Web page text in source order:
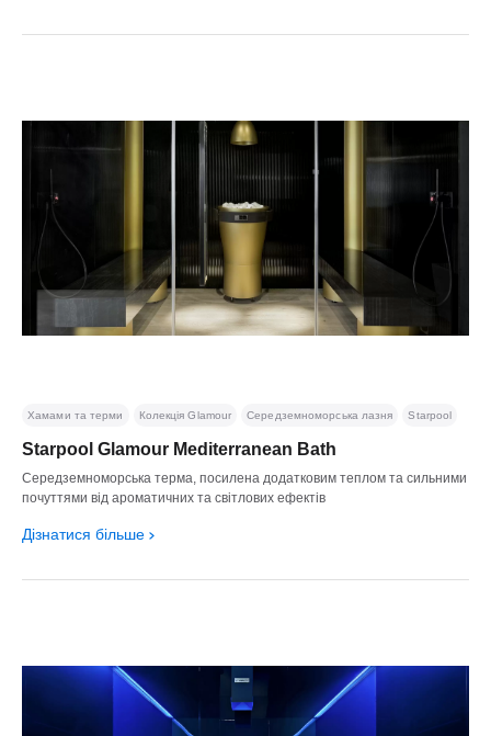
Starpool Glamour Mediterranean Bath
Середземноморська терма, посилена додатковим теплом та сильними
почуттями від ароматичних та світлових ефектів
Дізнатися більше
Хамами та терми Колекція Glamour Середземноморська лазня Starpool